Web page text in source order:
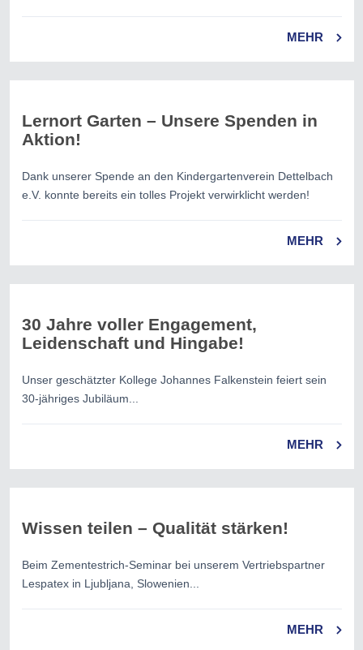
MEHR
Lernort Garten – Unsere Spenden in
Aktion!
Dank unserer Spende an den Kindergartenverein Dettelbach
e.V. konnte bereits ein tolles Projekt verwirklicht werden!
MEHR
30 Jahre voller Engagement,
Leidenschaft und Hingabe!
Unser geschätzter Kollege Johannes Falkenstein feiert sein
30-jähriges Jubiläum...
MEHR
Wissen teilen – Qualität stärken!
Beim Zementestrich-Seminar bei unserem Vertriebspartner
Lespatex in Ljubljana, Slowenien...
MEHR